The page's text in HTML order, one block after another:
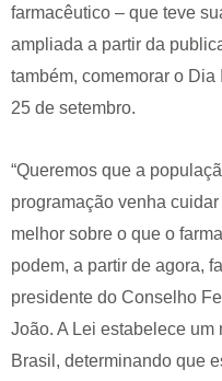
farmacêutico – que teve
ampliada a partir da
também, comemorar o
25 de setembro.
“Queremos que a
programação venha
melhor sobre o que o
podem, a partir de agora,
presidente do Conselho
João. A Lei estabelece
Brasil, determinando que